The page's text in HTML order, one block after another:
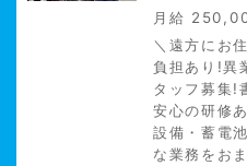
月給
＼遠方にお
負担あり!異
タッフ募集!
安心の研修
設備・蓄電
な業務をお